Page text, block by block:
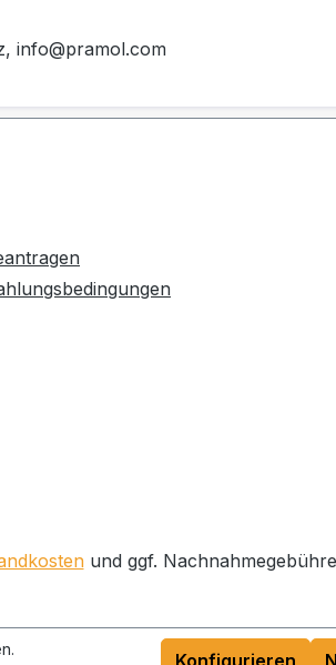
info@pramol.com
und ggf.
Konfigurieren